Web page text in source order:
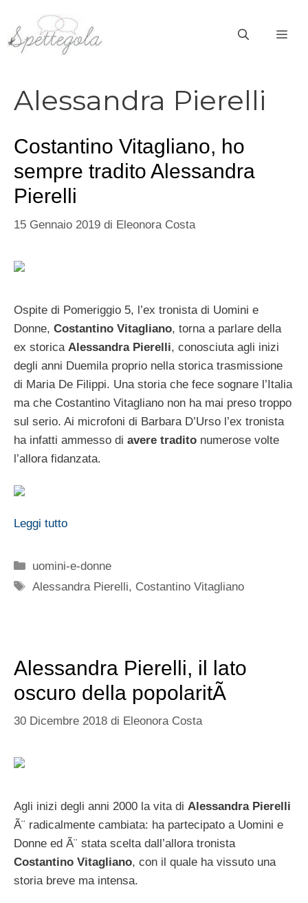
contenuto
Alessandra Pierelli
Costantino Vitagliano, ho
sempre tradito Alessandra
Pierelli
15 Gennaio 2019 di Eleonora Costa
Ospite di Pomeriggio 5, l’ex tronista di Uomini e
Donne, Costantino Vitagliano, torna a parlare della
ex storica Alessandra Pierelli, conosciuta agli inizi
degli anni Duemila proprio nella storica trasmissione
di Maria De Filippi. Una storia che fece sognare l’Italia
ma che Costantino Vitagliano non ha mai preso troppo
sul serio. Ai microfoni di Barbara D’Urso l’ex tronista
ha infatti ammesso di avere tradito numerose volte
l’allora fidanzata.
Leggi tutto
Categorie
uomini-e-donne
Tag
Alessandra Pierelli, Costantino Vitagliano
Alessandra Pierelli, il lato
oscuro della popolaritÃ
30 Dicembre 2018 di Eleonora Costa
Agli inizi degli anni 2000 la vita di Alessandra Pierelli
Ã¨ radicalmente cambiata: ha partecipato a Uomini e
Donne ed Ã¨ stata scelta dall’allora tronista
Costantino Vitagliano, con il quale ha vissuto una
storia breve ma intensa.